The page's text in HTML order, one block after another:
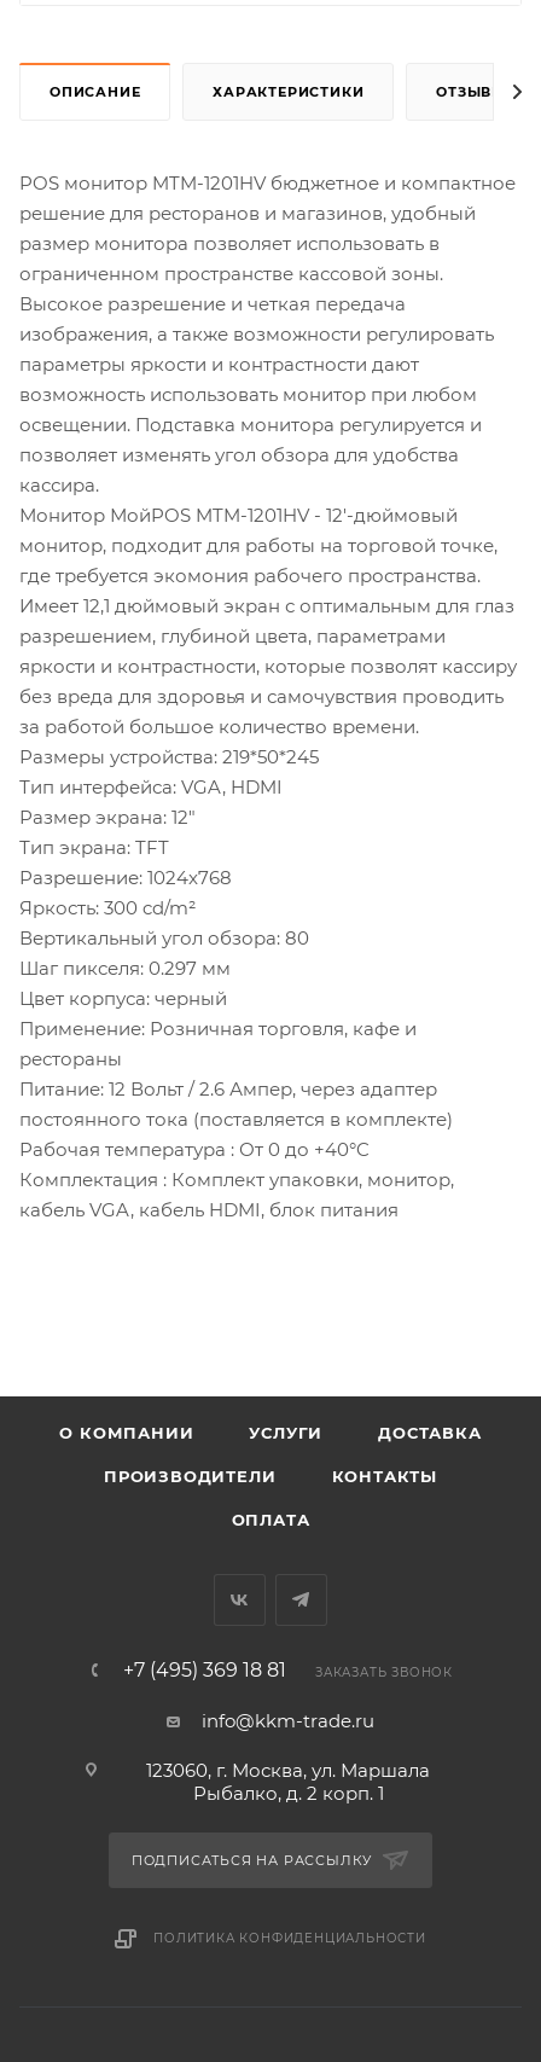
ОПИСАНИЕ ХАРАКТЕРИСТИКИ ОТЗЫВЫ
POS монитор MTM-1201HV бюджетное и компактное
решение для ресторанов и магазинов, удобный
размер монитора позволяет использовать в
ограниченном пространстве кассовой зоны.
Высокое разрешение и четкая передача
изображения, а также возможности регулировать
параметры яркости и контрастности дают
возможность использовать монитор при любом
освещении. Подставка монитора регулируется и
позволяет изменять угол обзора для удобства
кассира.
Монитор МойPOS MTM-1201HV - 12'-дюймовый
монитор, подходит для работы на торговой точке,
где требуется экомония рабочего пространства.
Имеет 12,1 дюймовый экран с оптимальным для глаз
разрешением, глубиной цвета, параметрами
яркости и контрастности, которые позволят кассиру
без вреда для здоровья и самочувствия проводить
за работой большое количество времени.
Размеры устройства: 219*50*245
Тип интерфейса: VGA, HDMI
Размер экрана: 12"
Тип экрана: TFT
Разрешение: 1024x768
Яркость: 300 cd/m²
Вертикальный угол обзора: 80
Шаг пикселя: 0.297 мм
Цвет корпуса: черный
Применение: Розничная торговля, кафе и
рестораны
Питание: 12 Вольт / 2.6 Ампер, через адаптер
постоянного тока (поставляется в комплекте)
Рабочая температура : От 0 до +40°C
Комплектация : Комплект упаковки, монитор,
кабель VGA, кабель HDMI, блок питания
О КОМПАНИИ УСЛУГИ ДОСТАВКА
ПРОИЗВОДИТЕЛИ КОНТАКТЫ
ОПЛАТА
+7 (495) 369 18 81 ЗАКАЗАТЬ ЗВОНОК
info@kkm-trade.ru
123060, г. Москва, ул. Маршала
Рыбалко, д. 2 корп. 1
ПОДПИСАТЬСЯ НА РАССЫЛКУ
ПОЛИТИКА КОНФИДЕНЦИАЛЬНОСТИ